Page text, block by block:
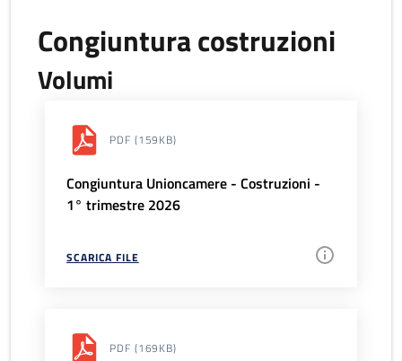
Congiuntura costruzioni
Volumi
PDF (159KB)
Congiuntura Unioncamere - Costruzioni -
1° trimestre 2026
SCARICA FILE
PDF (169KB)